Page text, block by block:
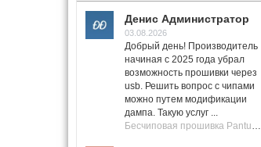
Денис Администратор
03.08.2026
Добрый день! Производитель
начиная с 2025 года убрал
возможность прошивки через
usb. Решить вопрос с чипами
можно путем модификации
дампа. Такую услуг ...
Бесчиповая прошивка Pantum M7100 Series (M7100, M7108, M7102, M7103, M7105)